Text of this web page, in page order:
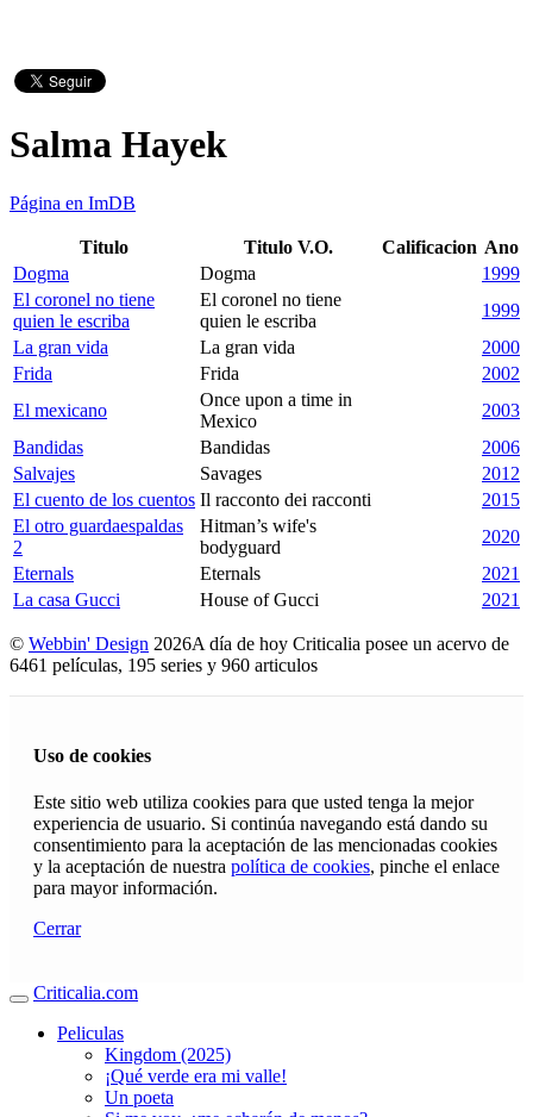
Salma Hayek
Página en ImDB
Titulo Titulo V.O. Calificacion Ano
Dogma
Dogma
1999
El coronel no tiene
quien le escriba
El coronel no tiene
quien le escriba
1999
La gran vida
La gran vida
2000
Frida
Frida
2002
El mexicano
Once upon a time in
Mexico
2003
Bandidas
Bandidas
2006
Salvajes
Savages
2012
El cuento de los cuentos Il racconto dei racconti
2015
El otro guardaespaldas
2
Hitman’s wife's
bodyguard
2020
Eternals
Eternals
2021
La casa Gucci
House of Gucci 2021
© Webbin' Design 2026A día de hoy Criticalia posee un acervo de
6461 películas, 195 series y 960 articulos
Uso de cookies
Este sitio web utiliza cookies para que usted tenga la mejor
experiencia de usuario. Si continúa navegando está dando su
consentimiento para la aceptación de las mencionadas cookies
y la aceptación de nuestra política de cookies, pinche el enlace
para mayor información.
Cerrar
Criticalia.com
Peliculas
Kingdom (2025)
¡Qué verde era mi valle!
Un poeta